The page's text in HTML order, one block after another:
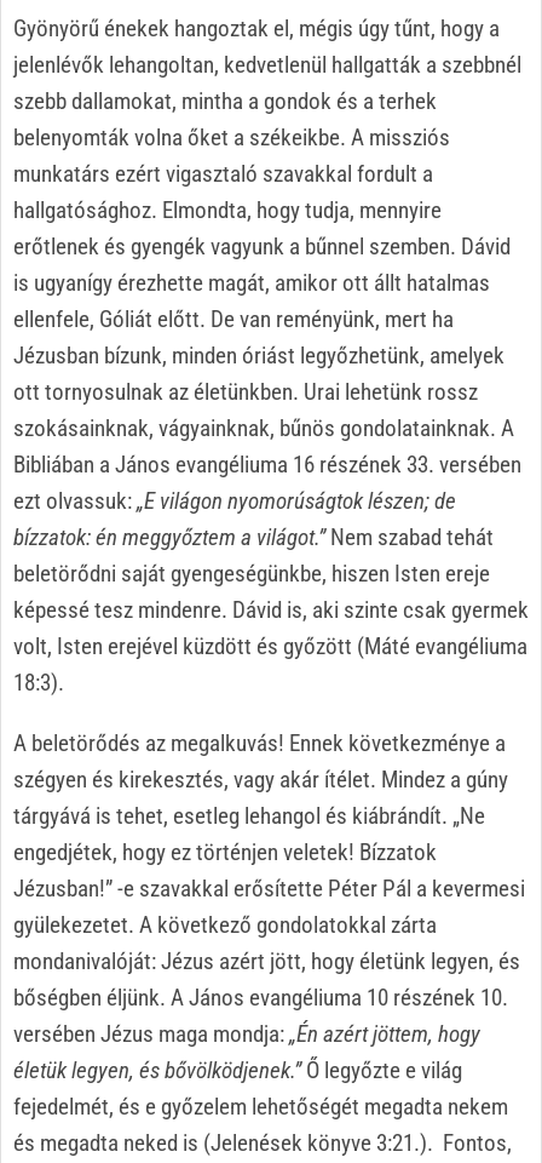
Gyönyörű énekek hangoztak el, mégis úgy tűnt, hogy a
jelenlévők lehangoltan, kedvetlenül hallgatták a szebbnél
szebb dallamokat, mintha a gondok és a terhek
belenyomták volna őket a székeikbe. A missziós
munkatárs ezért vigasztaló szavakkal fordult a
hallgatósághoz. Elmondta, hogy tudja, mennyire
erőtlenek és gyengék vagyunk a bűnnel szemben. Dávid
is ugyanígy érezhette magát, amikor ott állt hatalmas
ellenfele, Góliát előtt. De van reményünk, mert ha
Jézusban bízunk, minden óriást legyőzhetünk, amelyek
ott tornyosulnak az életünkben. Urai lehetünk rossz
szokásainknak, vágyainknak, bűnös gondolatainknak. A
Bibliában a János evangéliuma 16 részének 33. versében
ezt olvassuk:„E világon nyomorúságtok lészen; de
bízzatok: én meggyőztem a világot.”Nem szabad tehát
beletörődni saját gyengeségünkbe, hiszen Isten ereje
képessé tesz mindenre. Dávid is, aki szinte csak gyermek
volt, Isten erejével küzdött és győzött (Máté evangéliuma
18:3).
A beletörődés az megalkuvás! Ennek következménye a
szégyen és kirekesztés, vagy akár ítélet. Mindez a gúny
tárgyává is tehet, esetleg lehangol és kiábrándít. „Ne
engedjétek, hogy ez történjen veletek! Bízzatok
Jézusban!” -e szavakkal erősítette Péter Pál a kevermesi
gyülekezetet. A következő gondolatokkal zárta
mondanivalóját: Jézus azért jött, hogy életünk legyen, és
bőségben éljünk. A János evangéliuma 10 részének 10.
versében Jézus maga mondja:„Én azért jöttem, hogy
életük legyen, és bővölködjenek.”Ő legyőzte e világ
fejedelmét, és e győzelem lehetőségét megadta nekem
és megadta neked is (Jelenések könyve 3:21.). Fontos,